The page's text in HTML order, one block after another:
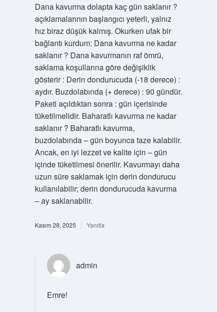
Dana kavurma dolapta kaç gün saklanır ?
açıklamalarının başlangıcı yeterli, yalnız
hız biraz düşük kalmış. Okurken ufak bir
bağlantı kurdum: Dana kavurma ne kadar
saklanır ? Dana kavurmanın raf ömrü,
saklama koşullarına göre değişiklik
gösterir : Derin dondurucuda (-18 derece) :
aydır. Buzdolabında (+ derece) : 90 gündür.
Paketi açıldıktan sonra : gün içerisinde
tüketilmelidir. Baharatlı kavurma ne kadar
saklanır ? Baharatlı kavurma,
buzdolabında – gün boyunca taze kalabilir.
Ancak, en iyi lezzet ve kalite için – gün
içinde tüketilmesi önerilir. Kavurmayı daha
uzun süre saklamak için derin dondurucu
kullanılabilir; derin dondurucuda kavurma
– ay saklanabilir.
Kasım 28, 2025 Yanıtla
admin
Emre!